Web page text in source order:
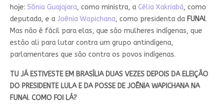
hoje: Sônia Guajajara, como ministra, a Célia Xakriabá, como
deputada, e a Joênia Wapichana, como presidenta da FUNAI.
Mas não é fácil para elas, que são mulheres indígenas, que
estão ali para lutar contra um grupo antindígena,
parlamentares que são contra os povos indígenas.
TU JÁ ESTIVESTE EM BRASÍLIA DUAS VEZES DEPOIS DA ELEIÇÃO
DO PRESIDENTE LULA E DA POSSE DE JOÊNIA WAPICHANA NA
FUNAI. COMO FOI LÁ?